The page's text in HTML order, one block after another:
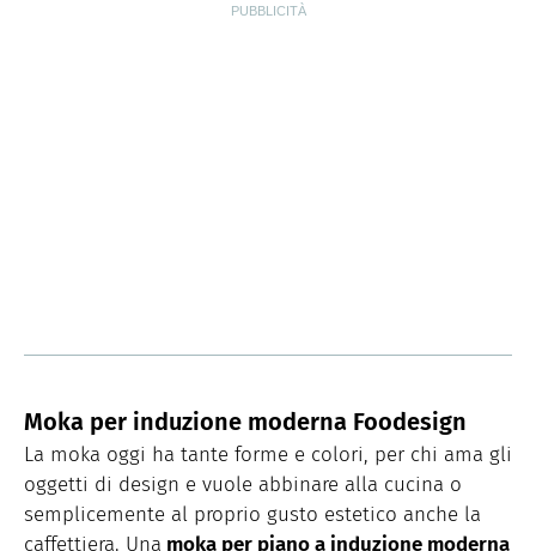
Moka per induzione moderna Foodesign
La moka oggi ha tante forme e colori, per chi ama gli
oggetti di design e vuole abbinare alla cucina o
semplicemente al proprio gusto estetico anche la
caffettiera. Una moka per piano a induzione moderna